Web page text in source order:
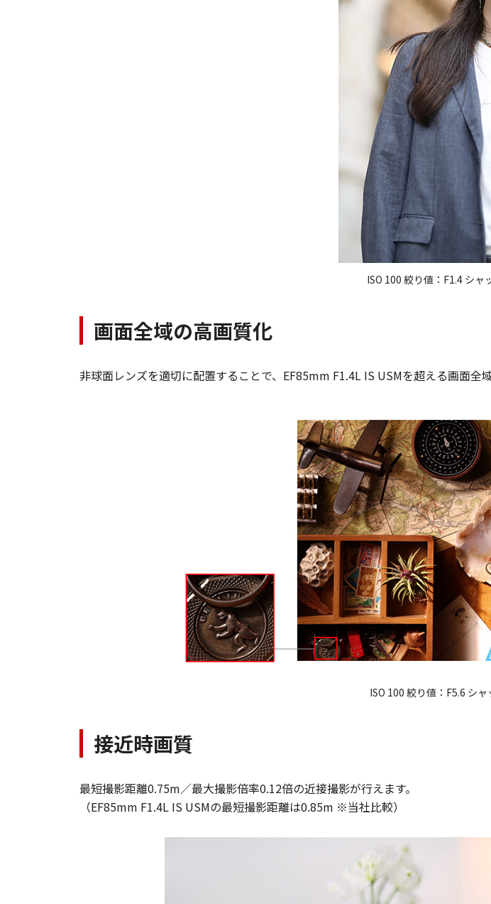
ISO 100 絞り値：F1.4 シ
画面全域の高画質化
非球面レンズを適切に配置することで、EF85mm F1.4L IS USMを超える画面全
ISO 100 絞り値：F5.6 シ
接近時画質
最短撮影距離0.75m／最大撮影倍率0.12倍の近接撮影が行えます。
（EF85mm F1.4L IS USMの最短撮影距離は0.85m ※当社比較）